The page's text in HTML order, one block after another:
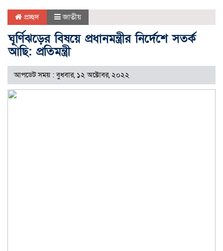
প্রচ্ছদ জাতীয়
ঘূর্ণিঝড়ের বিষয়ে প্রধানমন্ত্রীর নির্দেশে সতর্ক
আছি: প্রতিমন্ত্রী
আপডেট সময় : বুধবার, ১২ অক্টোবর, ২০২২